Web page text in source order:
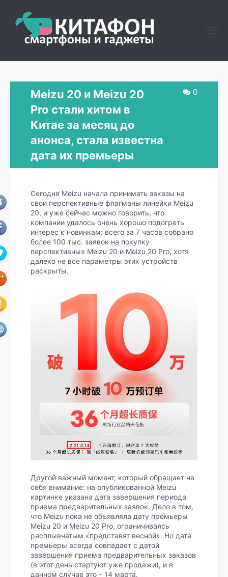
0
Meizu 20 и Meizu 20
Pro стали хитом в
Китае за месяц до
анонса, стала известна
дата их премьеры
Сегодня Meizu начала принимать заказы на
свои перспективные флагманы линейки Meizu
20, и уже сейчас можно говорить, что
компании удалось очень хорошо подогреть
интерес к новинкам: всего за 7 часов собрано
более 100 тыс. заявок на покупку
перспективных Meizu 20 и Meizu 20 Pro, хотя
далеко не все параметры этих устройств
раскрыты.
Другой важный момент, который обращает на
себя внимание: на опубликованной Meizu
картинке указана дата завершения периода
приема предварительных заявок. Дело в том,
что Meizu пока не объявляла дату премьеры
Meizu 20 и Meizu 20 Pro, ограничиваясь
расплывчатым «представят весной». Но дата
премьеры всегда совпадает с датой
завершения приема предварительных заказов
(в этот день стартуют уже продажи), и в
данном случае это – 14 марта.